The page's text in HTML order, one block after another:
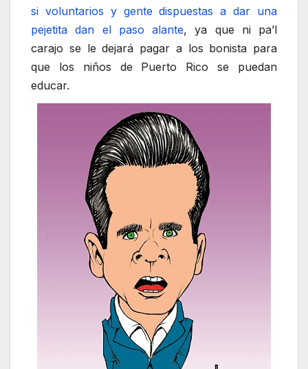
si voluntarios y gente dispuestas a dar una
pejetita dan el paso alante, ya que ni pa’l
carajo se le dejará pagar a los bonista para
que los niños de Puerto Rico se puedan
educar.